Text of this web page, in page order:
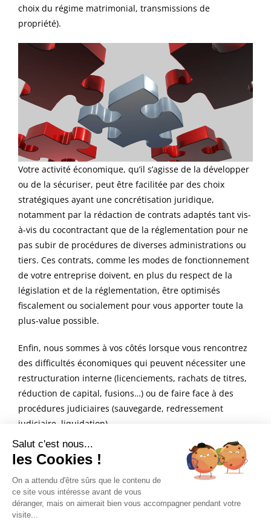
choix du régime matrimonial, transmissions de
propriété).
Votre activité économique, qu’il s’agisse de la développer
ou de la sécuriser, peut être facilitée par des choix
stratégiques ayant une concrétisation juridique,
notamment par la rédaction de contrats adaptés tant vis-
à-vis du cocontractant que de la réglementation pour ne
pas subir de procédures de diverses administrations ou
tiers. Ces contrats, comme les modes de fonctionnement
de votre entreprise doivent, en plus du respect de la
législation et de la réglementation, être optimisés
fiscalement ou socialement pour vous apporter toute la
plus-value possible.
Enfin, nous sommes à vos côtés lorsque vous rencontrez
des difficultés économiques qui peuvent nécessiter une
restructuration interne (licenciements, rachats de titres,
réduction de capital, fusions…) ou de faire face à des
procédures judiciaires (sauvegarde, redressement
judiciaire, liquidation).
A tous les stades, l’Avocat d’Akthemis est votre Conseil, à
Salut c'est nous...
les Cookies !
On a attendu d'être sûrs que le contenu de
ce site vous intéresse avant de vous
déranger, mais on aimerait bien vous accompagner pendant votre
visite...